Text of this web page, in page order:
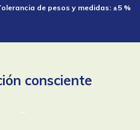
de pesos y medidas: ±5 %
consciente